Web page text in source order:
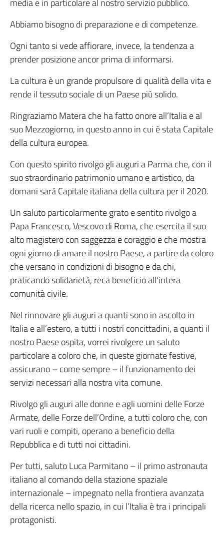
media e in particolare al nostro servizio pubblico.
Abbiamo bisogno di preparazione e di competenze.
Ogni tanto si vede affiorare, invece, la tendenza a
prender posizione ancor prima di informarsi.
La cultura è un grande propulsore di qualità della vita e
rende il tessuto sociale di un Paese più solido.
Ringraziamo Matera che ha fatto onore all’Italia e al
suo Mezzogiorno, in questo anno in cui è stata Capitale
della cultura europea.
Con questo spirito rivolgo gli auguri a Parma che, con il
suo straordinario patrimonio umano e artistico, da
domani sarà Capitale italiana della cultura per il 2020.
Un saluto particolarmente grato e sentito rivolgo a
Papa Francesco, Vescovo di Roma, che esercita il suo
alto magistero con saggezza e coraggio e che mostra
ogni giorno di amare il nostro Paese, a partire da coloro
che versano in condizioni di bisogno e da chi,
praticando solidarietà, reca beneficio all’intera
comunità civile.
Nel rinnovare gli auguri a quanti sono in ascolto in
Italia e all’estero, a tutti i nostri concittadini, a quanti il
nostro Paese ospita, vorrei rivolgere un saluto
particolare a coloro che, in queste giornate festive,
assicurano – come sempre – il funzionamento dei
servizi necessari alla nostra vita comune.
Rivolgo gli auguri alle donne e agli uomini delle Forze
Armate, delle Forze dell’Ordine, a tutti coloro che, con
vari ruoli e compiti, operano a beneficio della
Repubblica e di tutti noi cittadini.
Per tutti, saluto Luca Parmitano – il primo astronauta
italiano al comando della stazione spaziale
internazionale – impegnato nella frontiera avanzata
della ricerca nello spazio, in cui l’Italia è tra i principali
protagonisti.